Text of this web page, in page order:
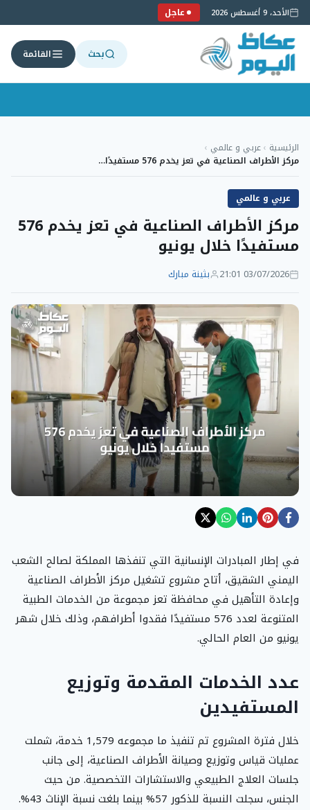
الأحد، 9 أغسطس 2026 عاجل
بحث القائمة
إلى
المحتوى
الرئيسية ›عربي و عالمي ›
مركز الأطراف الصناعية في تعز يخدم 576 مستفيدًا…
عربي و عالمي
مركز الأطراف الصناعية في تعز يخدم 576
مستفيدًا خلال يونيو
03/07/2026 21:01 بثينة مبارك
في إطار المبادرات الإنسانية التي تنفذها المملكة لصالح الشعب
اليمني الشقيق، أتاح مشروع تشغيل مركز الأطراف الصناعية
وإعادة التأهيل في محافظة تعز مجموعة من الخدمات الطبية
المتنوعة لعدد 576 مستفيدًا فقدوا أطرافهم، وذلك خلال شهر
يونيو من العام الحالي.
عدد الخدمات المقدمة وتوزيع
المستفيدين
خلال فترة المشروع تم تنفيذ ما مجموعه 1,579 خدمة، شملت
عمليات قياس وتوزيع وصيانة الأطراف الصناعية، إلى جانب
جلسات العلاج الطبيعي والاستشارات التخصصية. من حيث
الجنس، سجلت النسبة للذكور 57% بينما بلغت نسبة الإناث 43%.